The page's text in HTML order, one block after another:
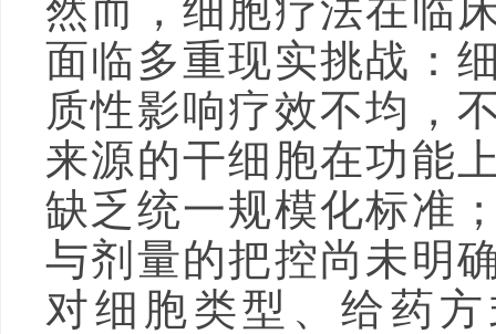
然而，细胞疗法在临
面临多重现实挑战：
质性影响疗效不均，
来源的干细胞在功能
缺乏统一规模化标准
与剂量的把控尚未明
对细胞类型、给药